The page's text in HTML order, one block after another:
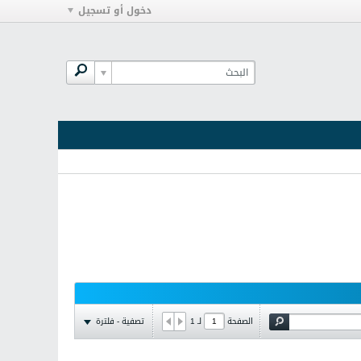
دخول أو تسجيل
الصفحة لـ1 تصفية - فلترة